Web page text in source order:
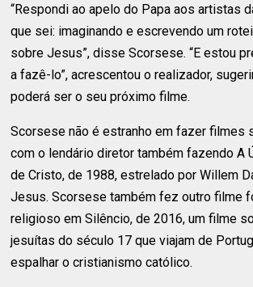
“Respondi ao apelo do Papa aos artistas
que sei: imaginando e escrevendo um
sobre Jesus”, disse Scorsese. “E estou
a fazê-lo”, acrescentou o realizador,
poderá ser o seu próximo filme.
Scorsese não é estranho em fazer filmes
com o lendário diretor também fazendo A
de Cristo, de 1988, estrelado por Willem
Jesus. Scorsese também fez outro filme
religioso em Silêncio, de 2016, um filme
jesuítas do século 17 que viajam de
espalhar o cristianismo católico.